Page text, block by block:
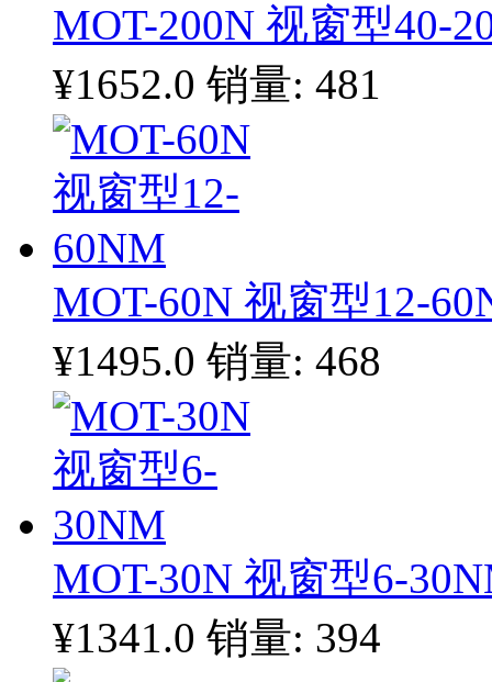
MOT-200N 视窗型40-
¥1652.0 销量: 481
MOT-60N 视窗型12-
¥1495.0 销量: 468
MOT-30N 视窗型6-
¥1341.0 销量: 394